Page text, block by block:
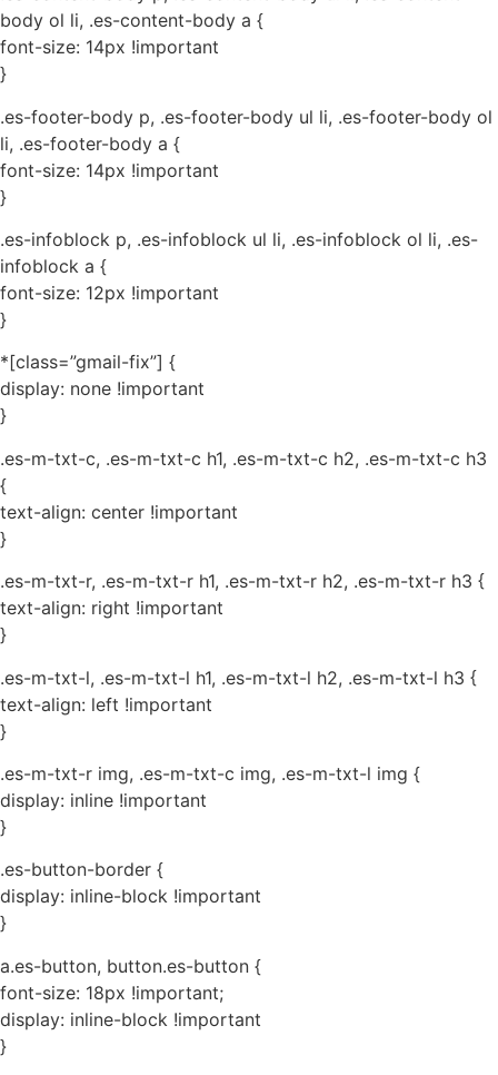
body ol li, .es-content-body a {
font-size: 14px !important
}
.es-footer-body p, .es-footer-body ul li, .es-footer-body ol
li, .es-footer-body a {
font-size: 14px !important
}
.es-infoblock p, .es-infoblock ul li, .es-infoblock ol li, .es-
infoblock a {
font-size: 12px !important
}
*[class=”gmail-fix”] {
display: none !important
}
.es-m-txt-c, .es-m-txt-c h1, .es-m-txt-c h2, .es-m-txt-c h3
{
text-align: center !important
}
.es-m-txt-r, .es-m-txt-r h1, .es-m-txt-r h2, .es-m-txt-r h3 {
text-align: right !important
}
.es-m-txt-l, .es-m-txt-l h1, .es-m-txt-l h2, .es-m-txt-l h3 {
text-align: left !important
}
.es-m-txt-r img, .es-m-txt-c img, .es-m-txt-l img {
display: inline !important
}
.es-button-border {
display: inline-block !important
}
a.es-button, button.es-button {
font-size: 18px !important;
display: inline-block !important
}